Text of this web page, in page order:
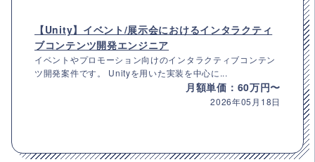
【Unity】イベント/展示会におけるインタラクティ
ブコンテンツ開発エンジニア
イベントやプロモーション向けのインタラクティブコンテン
ツ開発案件です。 Unityを用いた実装を中心に...
月額単価：60万円〜
2026年05月18日